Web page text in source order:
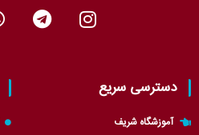
I
n
T
e
دسترسی سریع
آموزشگاه شریف